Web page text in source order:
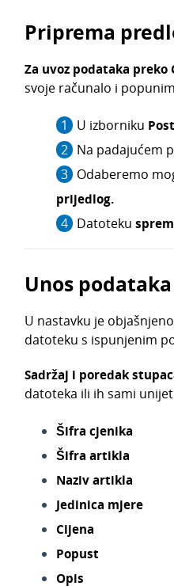
Priprema
Za uvoz podataka preko
svoje računalo i
U izborniku
Na padajućem
Odaberemo
prijedlog.
Datoteku
Unos
U nastavku je
datoteku s ispunjenim
Sadržaj i poredak
datoteka ili ih sami
Šifra cjenika
Šifra artikla
Naziv artikla
Jedinica mjere
Cijena
Popust
Opis